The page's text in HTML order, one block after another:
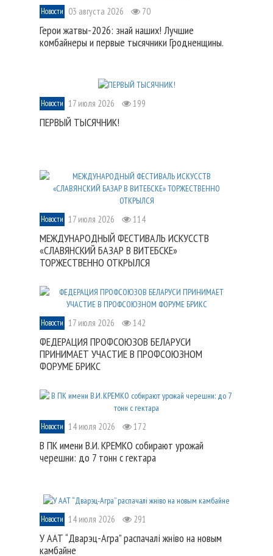
Новости 03 августа 2026 70
Герои жатвы-2026: знай наших! Лучшие
комбайнеры и первые тысячники Гродненщины.
Новости 17 июля 2026 199
ПЕРВЫЙ ТЫСЯЧНИК!
Новости 17 июля 2026 114
МЕЖДУНАРОДНЫЙ ФЕСТИВАЛЬ ИСКУССТВ
«СЛАВЯНСКИЙ БАЗАР В ВИТЕБСКЕ»
ТОРЖЕСТВЕННО ОТКРЫЛСЯ
Новости 17 июля 2026 142
ФЕДЕРАЦИЯ ПРОФСОЮЗОВ БЕЛАРУСИ
ПРИНИМАЕТ УЧАСТИЕ В ПРОФСОЮЗНОМ
ФОРУМЕ БРИКС
Новости 14 июля 2026 172
В ПК имени В.И. КРЕМКО собирают урожай
черешни: до 7 тонн с гектара
Новости 14 июля 2026 291
У ААТ “Дварэц-Агра” распачалі жніво на новым
камбайне